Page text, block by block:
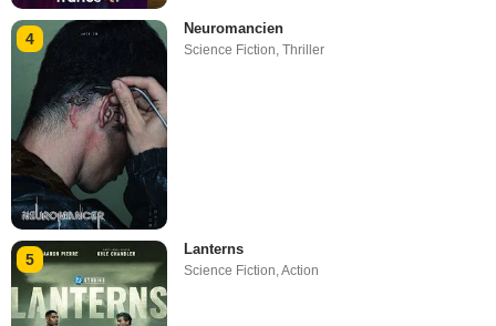
4
Neuromancien
Science Fiction,Thriller
5
Lanterns
Science Fiction ,Action